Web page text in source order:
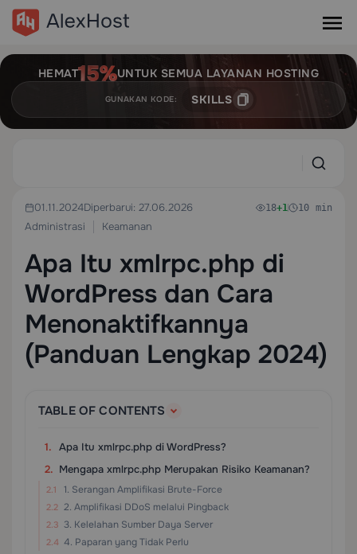
HEMAT UNTUK SEMUA LAYANAN HOSTING
GUNAKAN KODE: SKILLS
01.11.2024Diperbarui: 27.06.2026
Administrasi
Keamanan
18+1 10 min
Apa Itu xmlrpc.php di
WordPress dan Cara
Menonaktifkannya
(Panduan Lengkap 2024)
TABLE OF CONTENTS
Apa Itu xmlrpc.php di WordPress?
Mengapa xmlrpc.php Merupakan Risiko Keamanan?
1. Serangan Amplifikasi Brute-Force
2. Amplifikasi DDoS melalui Pingback
3. Kelelahan Sumber Daya Server
4. Paparan yang Tidak Perlu